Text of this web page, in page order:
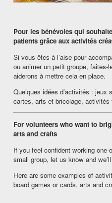
Pour les bénévoles qui
patients grâce aux activités
Si vous êtes à l’aise pour
ou animer un petit groupe,
aiderons à mettre cela en place.
Quelques idées d’activités : jeux
cartes, arts et bricolage, activités
For volunteers who want to
arts and crafts
If you feel confident working
small group, let us know and
Here are some examples of
board games or cards, arts and